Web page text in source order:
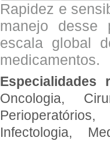
Rapidez e
manejo desse
escala global
medicamentos.
Especialidades
Oncologia,
Infectologia,